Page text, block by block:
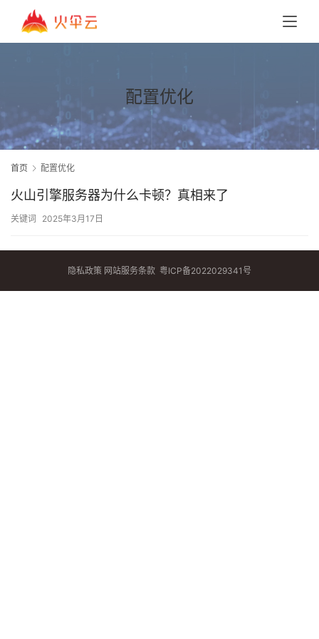
配置优化
首页 配置优化
火山引擎服务器为什么卡顿？真相来了
关键词 2025年3月17日
隐私政策 网站服务条款 粤ICP备2022029341号